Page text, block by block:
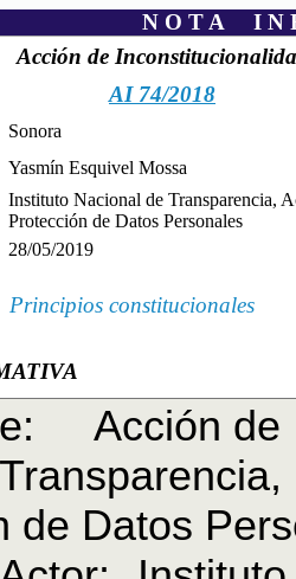
N O T A I N
Acción de
AI 74/2018
Sonora
Yasmín Esquivel Mossa
Instituto Nacional de Transparencia,
Protección de Datos Personales
28/05/2019
Principios constitucionales